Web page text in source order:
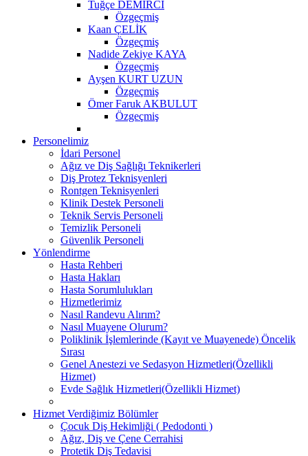
Tuğçe DEMİRCİ
Özgeçmiş
Kaan ÇELİK
Özgeçmiş
Nadide Zekiye KAYA
Özgeçmiş
Ayşen KURT UZUN
Özgeçmiş
Ömer Faruk AKBULUT
Özgeçmiş
Personelimiz
İdari Personel
Ağız ve Diş Sağlığı Teknikerleri
Diş Protez Teknisyenleri
Rontgen Teknisyenleri
Klinik Destek Personeli
Teknik Servis Personeli
Temizlik Personeli
Güvenlik Personeli
Yönlendirme
Hasta Rehberi
Hasta Hakları
Hasta Sorumlulukları
Hizmetlerimiz
Nasıl Randevu Alırım?
Nasıl Muayene Olurum?
Poliklinik İşlemlerinde (Kayıt ve Muayenede) Öncelik
Sırası
Genel Anestezi ve Sedasyon Hizmetleri(Özellikli
Hizmet)
Evde Sağlık Hizmetleri(Özellikli Hizmet)
Hizmet Verdiğimiz Bölümler
Çocuk Diş Hekimliği ( Pedodonti )
Ağız, Diş ve Çene Cerrahisi
Protetik Diş Tedavisi